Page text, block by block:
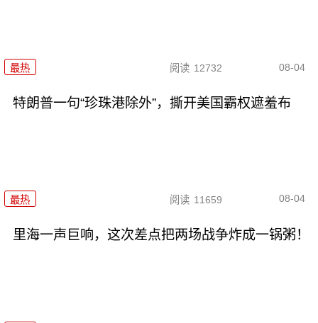
最热 阅读 12732 08-04
特朗普一句“珍珠港除外”，撕开美国霸权遮羞布
最热 阅读 11659 08-04
里海一声巨响，这次差点把两场战争炸成一锅粥！